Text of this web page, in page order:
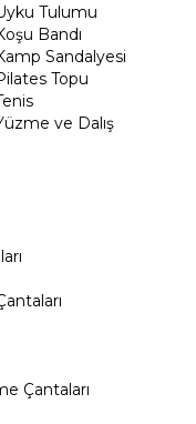
Tulumu
Bandı
Sandalyesi
Topu
ve Dalış
Çantaları